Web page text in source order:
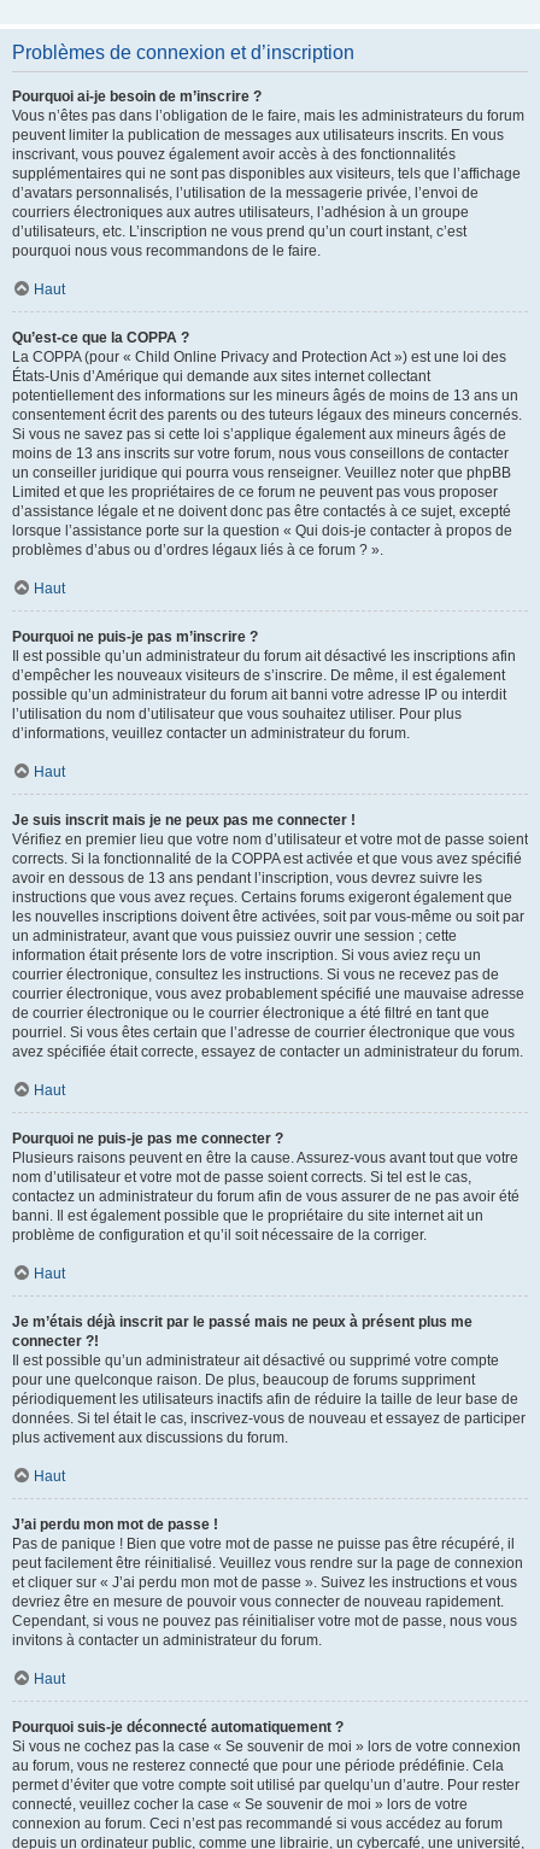
Problèmes de connexion et d’inscription
Pourquoi ai-je besoin de m’inscrire ?
Vous n’êtes pas dans l’obligation de le faire, mais les administrateurs du forum
peuvent limiter la publication de messages aux utilisateurs inscrits. En vous
inscrivant, vous pouvez également avoir accès à des fonctionnalités
supplémentaires qui ne sont pas disponibles aux visiteurs, tels que l’affichage
d’avatars personnalisés, l’utilisation de la messagerie privée, l’envoi de
courriers électroniques aux autres utilisateurs, l’adhésion à un groupe
d’utilisateurs, etc. L’inscription ne vous prend qu’un court instant, c’est
pourquoi nous vous recommandons de le faire.
Haut
Qu’est-ce que la COPPA ?
La COPPA (pour « Child Online Privacy and Protection Act ») est une loi des
États-Unis d’Amérique qui demande aux sites internet collectant
potentiellement des informations sur les mineurs âgés de moins de 13 ans un
consentement écrit des parents ou des tuteurs légaux des mineurs concernés.
Si vous ne savez pas si cette loi s’applique également aux mineurs âgés de
moins de 13 ans inscrits sur votre forum, nous vous conseillons de contacter
un conseiller juridique qui pourra vous renseigner. Veuillez noter que phpBB
Limited et que les propriétaires de ce forum ne peuvent pas vous proposer
d’assistance légale et ne doivent donc pas être contactés à ce sujet, excepté
lorsque l’assistance porte sur la question « Qui dois-je contacter à propos de
problèmes d’abus ou d’ordres légaux liés à ce forum ? ».
Haut
Pourquoi ne puis-je pas m’inscrire ?
Il est possible qu’un administrateur du forum ait désactivé les inscriptions afin
d’empêcher les nouveaux visiteurs de s’inscrire. De même, il est également
possible qu’un administrateur du forum ait banni votre adresse IP ou interdit
l’utilisation du nom d’utilisateur que vous souhaitez utiliser. Pour plus
d’informations, veuillez contacter un administrateur du forum.
Haut
Je suis inscrit mais je ne peux pas me connecter !
Vérifiez en premier lieu que votre nom d’utilisateur et votre mot de passe soient
corrects. Si la fonctionnalité de la COPPA est activée et que vous avez spécifié
avoir en dessous de 13 ans pendant l’inscription, vous devrez suivre les
instructions que vous avez reçues. Certains forums exigeront également que
les nouvelles inscriptions doivent être activées, soit par vous-même ou soit par
un administrateur, avant que vous puissiez ouvrir une session ; cette
information était présente lors de votre inscription. Si vous aviez reçu un
courrier électronique, consultez les instructions. Si vous ne recevez pas de
courrier électronique, vous avez probablement spécifié une mauvaise adresse
de courrier électronique ou le courrier électronique a été filtré en tant que
pourriel. Si vous êtes certain que l’adresse de courrier électronique que vous
avez spécifiée était correcte, essayez de contacter un administrateur du forum.
Haut
Pourquoi ne puis-je pas me connecter ?
Plusieurs raisons peuvent en être la cause. Assurez-vous avant tout que votre
nom d’utilisateur et votre mot de passe soient corrects. Si tel est le cas,
contactez un administrateur du forum afin de vous assurer de ne pas avoir été
banni. Il est également possible que le propriétaire du site internet ait un
problème de configuration et qu’il soit nécessaire de la corriger.
Haut
Je m’étais déjà inscrit par le passé mais ne peux à présent plus me
connecter ?!
Il est possible qu’un administrateur ait désactivé ou supprimé votre compte
pour une quelconque raison. De plus, beaucoup de forums suppriment
périodiquement les utilisateurs inactifs afin de réduire la taille de leur base de
données. Si tel était le cas, inscrivez-vous de nouveau et essayez de participer
plus activement aux discussions du forum.
Haut
J’ai perdu mon mot de passe !
Pas de panique ! Bien que votre mot de passe ne puisse pas être récupéré, il
peut facilement être réinitialisé. Veuillez vous rendre sur la page de connexion
et cliquer sur « J’ai perdu mon mot de passe ». Suivez les instructions et vous
devriez être en mesure de pouvoir vous connecter de nouveau rapidement.
Cependant, si vous ne pouvez pas réinitialiser votre mot de passe, nous vous
invitons à contacter un administrateur du forum.
Haut
Pourquoi suis-je déconnecté automatiquement ?
Si vous ne cochez pas la case « Se souvenir de moi » lors de votre connexion
au forum, vous ne resterez connecté que pour une période prédéfinie. Cela
permet d’éviter que votre compte soit utilisé par quelqu’un d’autre. Pour rester
connecté, veuillez cocher la case « Se souvenir de moi » lors de votre
connexion au forum. Ceci n’est pas recommandé si vous accédez au forum
depuis un ordinateur public, comme une librairie, un cybercafé, une université,